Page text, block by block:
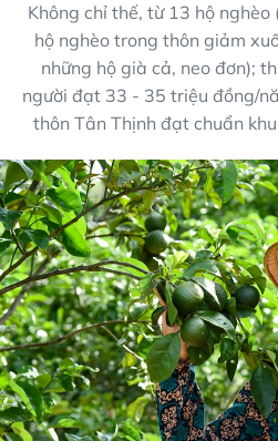
Không chỉ thế, từ 13 hộ
hộ nghèo trong thôn giảm
những hộ già cả, neo đơn);
người đạt 33 - 35 triệu đồng/
thôn Tân Thịnh đạt chuẩn